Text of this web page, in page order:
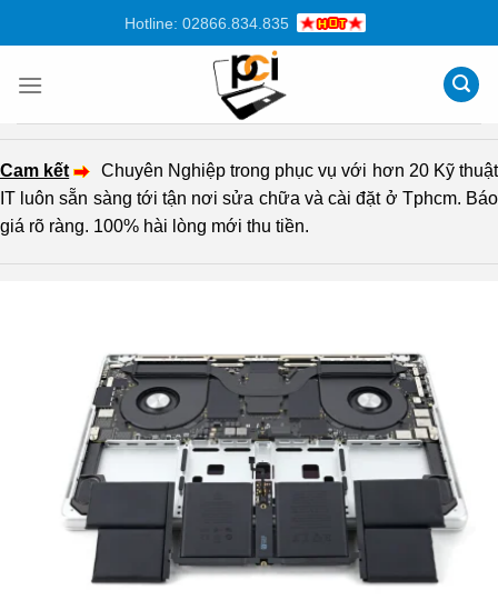
dung
Hotline: 02866.834.835
Cam kết
Chuyên Nghiệp trong phục vụ với hơn 20 Kỹ thuật
IT luôn sẵn sàng tới tận nơi sửa chữa và cài đặt ở Tphcm. Báo
giá rõ ràng. 100% hài lòng mới thu tiền.